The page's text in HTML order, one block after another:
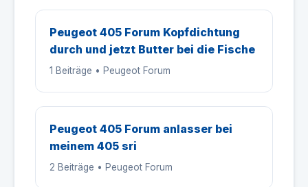
Peugeot 405 Forum Kopfdichtung
durch und jetzt Butter bei die Fische
1 Beiträge • Peugeot Forum
Peugeot 405 Forum anlasser bei
meinem 405 sri
2 Beiträge • Peugeot Forum